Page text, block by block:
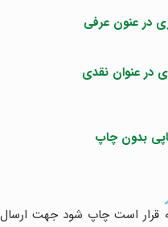
قرار است چاپ شود جهت ارسال